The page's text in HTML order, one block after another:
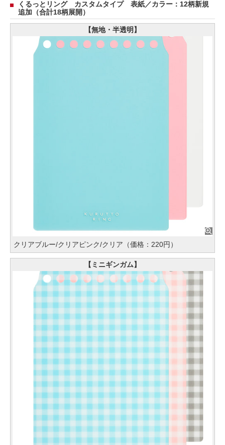
くるっとリング カスタムタイプ 表紙／カラー：12柄新規
追加（合計18柄展開）
【無地・半透明】
クリアブルー/クリアピンク/クリア（価格：220円）
【ミニギンガム】